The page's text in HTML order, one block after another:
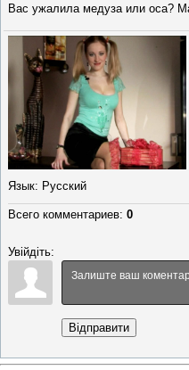
Вас ужалила медуза или оса?
Язык: Русский
Всего комментариев: 0
Увійдіть:
Відправити